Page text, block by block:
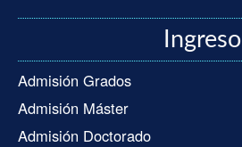
Ingreso
Admisión Grados
Admisión Máster
Admisión Doctorado